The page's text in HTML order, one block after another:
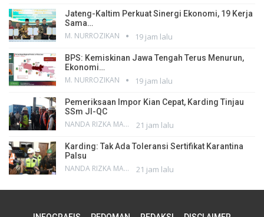
Jateng-Kaltim Perkuat Sinergi Ekonomi, 19 Kerja
Sama…
M. NURROZIKAN 19 jam lalu
BPS: Kemiskinan Jawa Tengah Terus Menurun,
Ekonomi…
M. NURROZIKAN 19 jam lalu
Pemeriksaan Impor Kian Cepat, Karding Tinjau
SSm JI-QC
NANDA RIZKA MAHENDRA 21 jam lalu
Karding: Tak Ada Toleransi Sertifikat Karantina
Palsu
NANDA RIZKA MAHENDRA 21 jam lalu